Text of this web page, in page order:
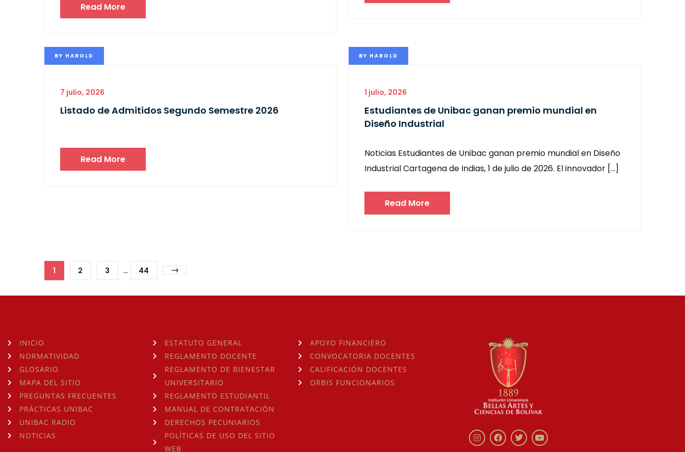
Read More
BY HAROLD
7 julio, 2026
Listado de Admitidos Segundo Semestre 2026
Read More
BY HAROLD
1 julio, 2026
Estudiantes de Unibac ganan premio mundial en
Diseño Industrial
Noticias Estudiantes de Unibac ganan premio mundial en Diseño
Industrial Cartagena de Indias, 1 de julio de 2026. El innovador […]
Read More
1 2 3 ... 44
INICIO
NORMATIVIDAD
GLOSARIO
MAPA DEL SITIO
PREGUNTAS FRECUENTES
PRÁCTICAS UNIBAC
UNIBAC RADIO
NOTICIAS
ESTATUTO GENERAL
REGLAMENTO DOCENTE
REGLAMENTO DE BIENESTAR
UNIVERSITARIO
REGLAMENTO ESTUDIANTIL
MANUAL DE CONTRATACIÓN
DERECHOS PECUNIARIOS
POLÍTICAS DE USO DEL SITIO
WEB
APOYO FINANCIERO
CONVOCATORIA DOCENTES
CALIFICACIÓN DOCENTES
ORBIS FUNCIONARIOS